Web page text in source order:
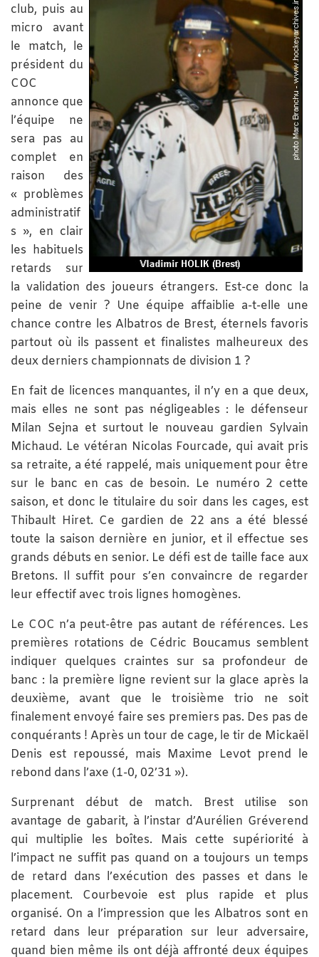
club, puis au
micro avant
le match, le
président du
COC
annonce que
l’équipe ne
sera pas au
complet en
raison des
« problèmes
administratif
s », en clair
les habituels
retards sur
la validation des joueurs étrangers. Est-ce donc la
peine de venir ? Une équipe affaiblie a-t-elle une
chance contre les Albatros de Brest, éternels favoris
partout où ils passent et finalistes malheureux des
deux derniers championnats de division 1 ?
En fait de licences manquantes, il n’y en a que deux,
mais elles ne sont pas négligeables : le défenseur
Milan Sejna et surtout le nouveau gardien Sylvain
Michaud. Le vétéran Nicolas Fourcade, qui avait pris
sa retraite, a été rappelé, mais uniquement pour être
sur le banc en cas de besoin. Le numéro 2 cette
saison, et donc le titulaire du soir dans les cages, est
Thibault Hiret. Ce gardien de 22 ans a été blessé
toute la saison dernière en junior, et il effectue ses
grands débuts en senior. Le défi est de taille face aux
Bretons. Il suffit pour s’en convaincre de regarder
leur effectif avec trois lignes homogènes.
Le COC n’a peut-être pas autant de références. Les
premières rotations de Cédric Boucamus semblent
indiquer quelques craintes sur sa profondeur de
banc : la première ligne revient sur la glace après la
deuxième, avant que le troisième trio ne soit
finalement envoyé faire ses premiers pas. Des pas de
conquérants ! Après un tour de cage, le tir de Mickaël
Denis est repoussé, mais Maxime Levot prend le
rebond dans l’axe (1-0, 02’31 »).
Surprenant début de match. Brest utilise son
avantage de gabarit, à l’instar d’Aurélien Gréverend
qui multiplie les boîtes. Mais cette supériorité à
l’impact ne suffit pas quand on a toujours un temps
de retard dans l’exécution des passes et dans le
placement. Courbevoie est plus rapide et plus
organisé. On a l’impression que les Albatros sont en
retard dans leur préparation sur leur adversaire,
quand bien même ils ont déjà affronté deux équipes